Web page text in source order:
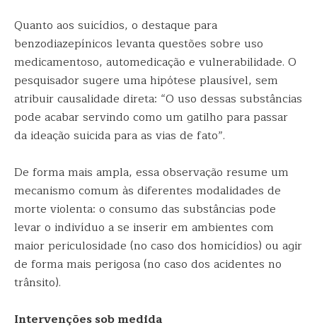
Quanto aos suicídios, o destaque para
benzodiazepínicos levanta questões sobre uso
medicamentoso, automedicação e vulnerabilidade. O
pesquisador sugere uma hipótese plausível, sem
atribuir causalidade direta: “O uso dessas substâncias
pode acabar servindo como um gatilho para passar
da ideação suicida para as vias de fato”.
De forma mais ampla, essa observação resume um
mecanismo comum às diferentes modalidades de
morte violenta: o consumo das substâncias pode
levar o indivíduo a se inserir em ambientes com
maior periculosidade (no caso dos homicídios) ou agir
de forma mais perigosa (no caso dos acidentes no
trânsito).
Intervenções sob medida